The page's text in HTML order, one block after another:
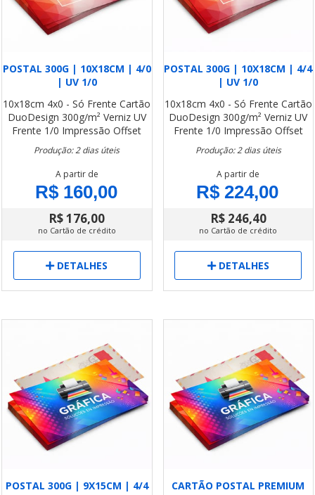
POSTAL 300G | 10X18CM | 4/0
| UV 1/0
10x18cm 4x0 - Só Frente Cartão
DuoDesign 300g/m² Verniz UV
Frente 1/0 Impressão Offset
Produção: 2 dias úteis
A partir de
R$ 160,00
R$ 176,00
no Cartão de crédito
DETALHES
POSTAL 300G | 10X18CM | 4/4
| UV 1/0
10x18cm 4x0 - Só Frente Cartão
DuoDesign 300g/m² Verniz UV
Frente 1/0 Impressão Offset
Produção: 2 dias úteis
A partir de
R$ 224,00
R$ 246,40
no Cartão de crédito
DETALHES
POSTAL 300G | 9X15CM | 4/4
CARTÃO POSTAL PREMIUM